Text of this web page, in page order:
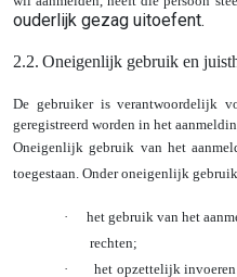
ouderlijk gezag uitoefent.
2.2. Oneigenlijk gebruik en
De gebruiker is verantwoordelijk
geregistreerd worden in het
Oneigenlijk gebruik van het
toegestaan. Onder oneigenlijk
·
het gebruik van het
rechten;
·
het opzettelijk